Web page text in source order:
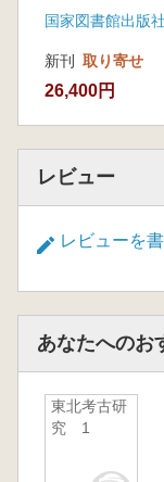
国家図書館出版社
新刊 取り寄せ
26,400円
レビュー
レビューを書
あなたへのお
東北考古研
究 1